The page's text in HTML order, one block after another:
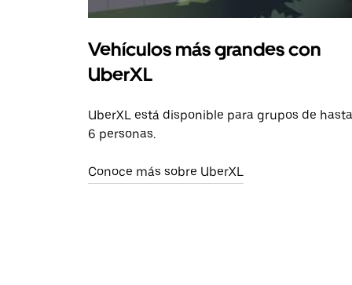
Vehículos más grandes con
UberXL
UberXL está disponible para grupos de hasta
6 personas.
Conoce más sobre UberXL